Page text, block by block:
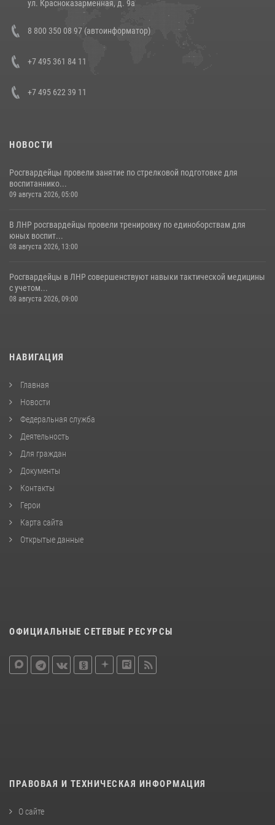
Состоялась рабочая встреча директора Росгвардии Героя России
генерала армии Виктора Золотова с заместителем полномочного
представителя Президента Российской Федерации в Северо-
Кавказском федеральном округе Виталием Кузнецовым
ул. Красноказарменная, д. 9а
8 800 350 08 97 (автоинформатор)
+7 495 361 84 11
+7 495 622 39 11
НОВОСТИ
Росгвардейцы провели занятие по стрелковой подготовке для
воспитаннико...
09 августа 2026, 05:00
В ЛНР росгвардейцы провели тренировку по единоборствам для
юных воспит...
08 августа 2026, 13:00
Росгвардейцы в ЛНР совершенствуют навыки тактической медицины
с учетом...
08 августа 2026, 09:00
НАВИГАЦИЯ
Главная
Новости
Федеральная служба
Деятельность
Для граждан
Документы
Контакты
Герои
Карта сайта
Открытые данные
ОФИЦИАЛЬНЫЕ СЕТЕВЫЕ РЕСУРСЫ
ПРАВОВАЯ И ТЕХНИЧЕСКАЯ ИНФОРМАЦИЯ
О сайте